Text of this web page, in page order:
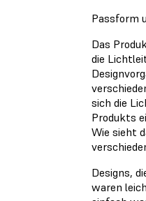
Passform
Das
die
sich die
Produkts
Wie sieht
Designs,
waren